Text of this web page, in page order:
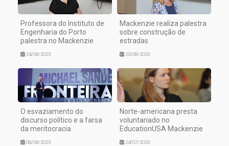
Professora do Instituto de
Engenharia do Porto
palestra no Mackenzie
24/08/2023
Mackenzie realiza palestra
sobre construção de
estradas
23/08/2023
O esvaziamento do
discurso político e a farsa
da meritocracia
08/08/2023
Norte-americana presta
voluntariado no
EducationUSA Mackenzie
24/07/2023